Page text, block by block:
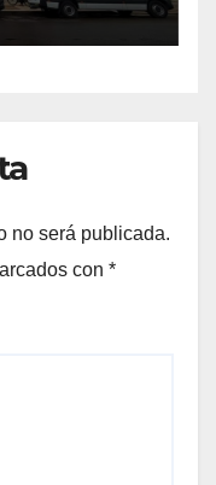
Familia
no será publicada.
con *